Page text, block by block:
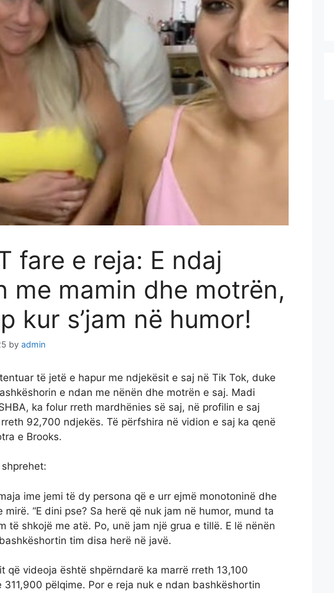
fare e reja: E ndaj
me mamin dhe motrën,
kur s’jam në humor!
by admin
të jetë e hapur me ndjekësit e saj në Tik Tok, duke
e ndan me nënën dhe motrën e saj. Madi
ka folur rreth mardhënies së saj, në profilin e saj
92,700 ndjekës. Të përfshira në vidion e saj ka qenë
e Brooks.
ime jemi të dy persona që e urr ejmë monotoninë dhe
mirë. “E dini pse? Sa herë që nuk jam në humor, mund ta
të shkojë me atë. Po, unë jam një grua e tillë. E lë nënën
tim disa herë në javë.
që videoja është shpërndarë ka marrë rreth 13,100
311,900 pëlqime. Por e reja nuk e ndan bashkëshortin